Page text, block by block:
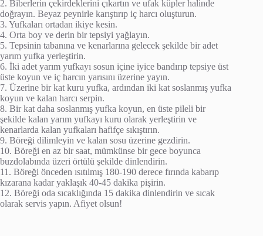
2. Biberlerin çekirdeklerini çıkartın ve ufak küpler halinde
doğrayın. Beyaz peynirle karıştırıp iç harcı oluşturun.
3. Yufkaları ortadan ikiye kesin.
4. Orta boy ve derin bir tepsiyi yağlayın.
5. Tepsinin tabanına ve kenarlarına gelecek şekilde bir adet
yarım yufka yerleştirin.
6. İki adet yarım yufkayı sosun içine iyice bandırıp tepsiye üst
üste koyun ve iç harcın yarısını üzerine yayın.
7. Üzerine bir kat kuru yufka, ardından iki kat soslanmış yufka
koyun ve kalan harcı serpin.
8. Bir kat daha soslanmış yufka koyun, en üste pileli bir
şekilde kalan yarım yufkayı kuru olarak yerleştirin ve
kenarlarda kalan yufkaları hafifçe sıkıştırın.
9. Böreği dilimleyin ve kalan sosu üzerine gezdirin.
10. Böreği en az bir saat, mümkünse bir gece boyunca
buzdolabında üzeri örtülü şekilde dinlendirin.
11. Böreği önceden ısıtılmış 180-190 derece fırında kabarıp
kızarana kadar yaklaşık 40-45 dakika pişirin.
12. Böreği oda sıcaklığında 15 dakika dinlendirin ve sıcak
olarak servis yapın. Afiyet olsun!